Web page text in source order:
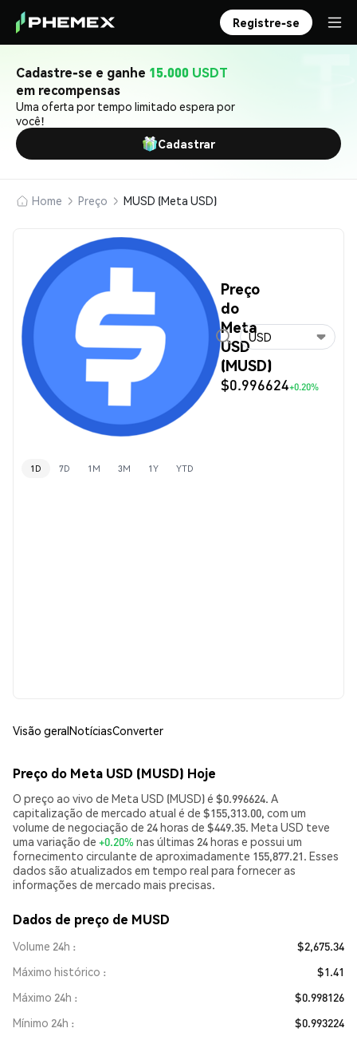
Registre-se
Cadastre-se e ganhe 15.000 USDT
em recompensas
Uma oferta por tempo limitado espera por
você!
Cadastrar
Home Preço MUSD (Meta USD)
Preço
do
Meta
USD
(MUSD)
$0.996624+0.20%
USD
1D 7D 1M 3M 1Y YTD
Visão geralNotíciasConverter
Preço do Meta USD (MUSD) Hoje
O preço ao vivo de Meta USD (MUSD) é $0.996624. A
capitalização de mercado atual é de $155,313.00, com um
volume de negociação de 24 horas de $449.35. Meta USD teve
uma variação de +0.20% nas últimas 24 horas e possui um
fornecimento circulante de aproximadamente 155,877.21. Esses
dados são atualizados em tempo real para fornecer as
informações de mercado mais precisas.
Dados de preço de MUSD
Volume 24h
$2,675.34
Máximo histórico
$1.41
Máximo 24h
$0.998126
Mínimo 24h
$0.993224